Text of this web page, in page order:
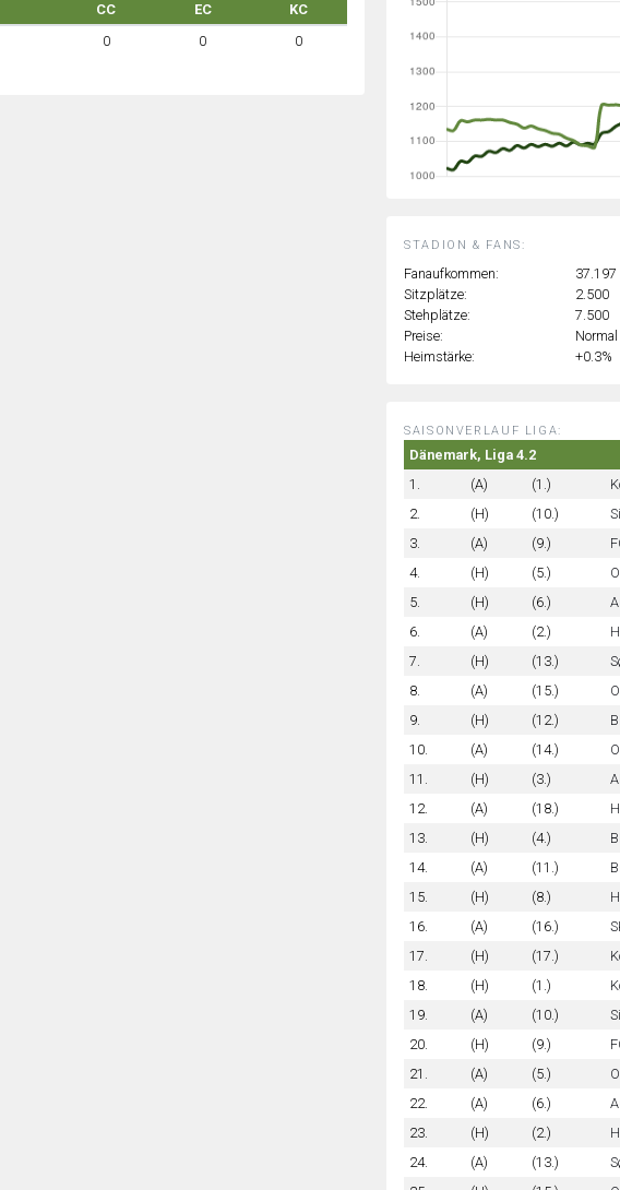
CC EC
KC
0 0 0
STADION & FANS:
Fanaufkommen:
37.197
Sitzplätze:
2.500
Stehplätze:
7.500
Preise:
Normal
Heimstärke:
+0.3%
SAISONVERLAUF LIGA:
Dänemark, Liga 4.2
1.
(A) (1.)
2.
(H) (10.)
3.
(A) (9.)
4.
(H) (5.)
5.
(H) (6.)
6.
(A) (2.)
7.
(H) (13.)
8.
(A) (15.)
9.
(H) (12.)
10.
(A) (14.)
11.
(H) (3.)
12.
(A) (18.)
13.
(H) (4.)
14.
(A) (11.)
15.
(H) (8.)
16.
(A) (16.)
17.
(H) (17.)
18.
(H) (1.)
19.
(A) (10.)
20.
(H) (9.)
21.
(A) (5.)
22.
(A) (6.)
23.
(H) (2.)
24.
(A) (13.)